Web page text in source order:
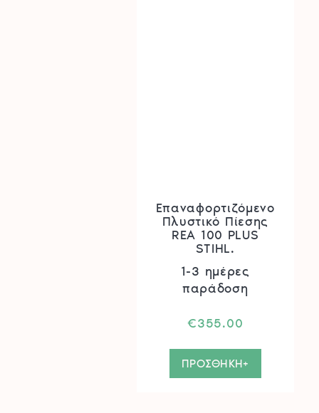
Επαναφορτιζόμενο
Πλυστικό Πίεσης
REA 100 PLUS
STIHL.
1-3 ημέρες
παράδοση
€355.00
ΠΡΟΣΘΗΚΗ+